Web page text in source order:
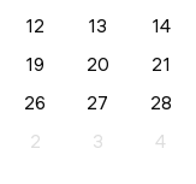
12 13 14
19 20 21
26 27 28
2 3 4